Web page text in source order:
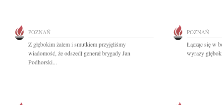
POZNAŃ
Z głębokim żalem i smutkiem przyjęliśmy
wiadomość, że odszedł generał brygady Jan
Podhorski...
POZNAŃ
Łącząc się w
wyrazy